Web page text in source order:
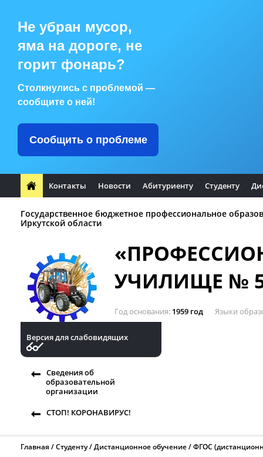
Не убран мусор,
яма на дороге, не
горит фонарь?
Столкнулись с проблемой —
сообщите о ней!
Сообщить о проблеме
Контакты Новости Абитуриенту Студенту
Государственное бюджетное профессиональное
Иркутской области
УЧИЛИЩЕ №
Год основания 1959 год Языки
Версия для слабовидящих
Сведения об
образовательной
организации
СТОП! КОРОНАВИРУС!
Главная Студенту Дистанционное обучение ФГОС